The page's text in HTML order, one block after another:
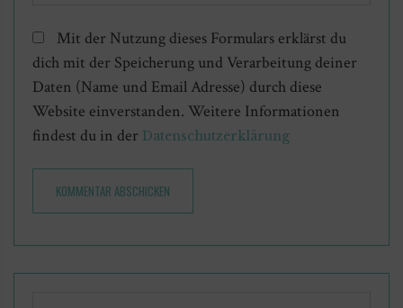
Mit der Nutzung dieses Formulars erklärst du
dich mit der Speicherung und Verarbeitung deiner
Daten (Name und Email Adresse) durch diese
Website einverstanden. Weitere Informationen
findest du in der Datenschutzerklärung
KOMMENTAR ABSCHICKEN